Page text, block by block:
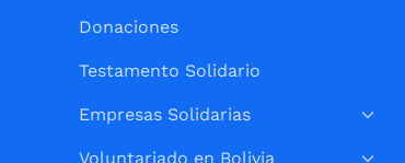
Donaciones
Testamento Solidario
Empresas Solidarias
Voluntariado en Bolivia